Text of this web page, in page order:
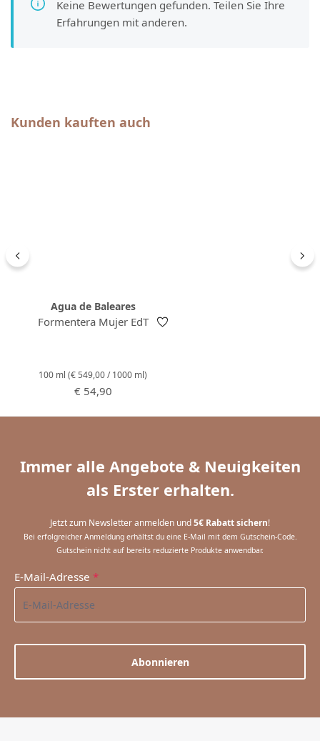
Keine Bewertungen gefunden. Teilen Sie Ihre
Erfahrungen mit anderen.
Produktgalerie überspringen
Kunden kauften auch
Agua de Baleares
Formentera Mujer EdT
100 ml (€ 549,00 / 1000 ml)
Regulärer Preis:
€ 54,90
Immer alle Angebote & Neuigkeiten
als Erster erhalten.
Jetzt zum Newsletter anmelden und5€ Rabatt sichern!
Bei erfolgreicher Anmeldung erhältst du eine E-Mail mit dem Gutschein-Code.
Gutschein nicht auf bereits reduzierte Produkte anwendbar.
E-Mail-Adresse *
Abonnieren